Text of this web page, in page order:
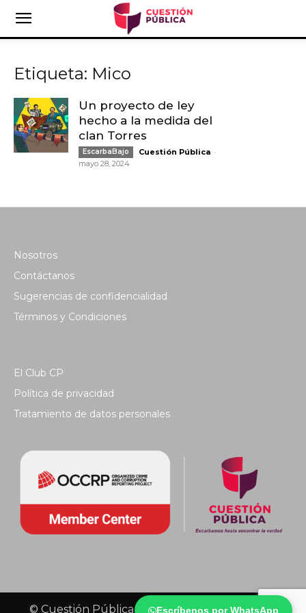
Escríbenos por WhatsApp
Etiqueta: Mico
Un proyecto de ley
hecho a la medida del
clan Torres
EscarbaBajo Cuestión Pública -
mayo 28, 2024
Nosotros
Contáctanos
Sugerencias de confidencialidad
Términos y Condiciones
El Club CP
Política de privacidad
Tratamiento de datos personales
© Cuestión Pública 2018 - Todos los derechos